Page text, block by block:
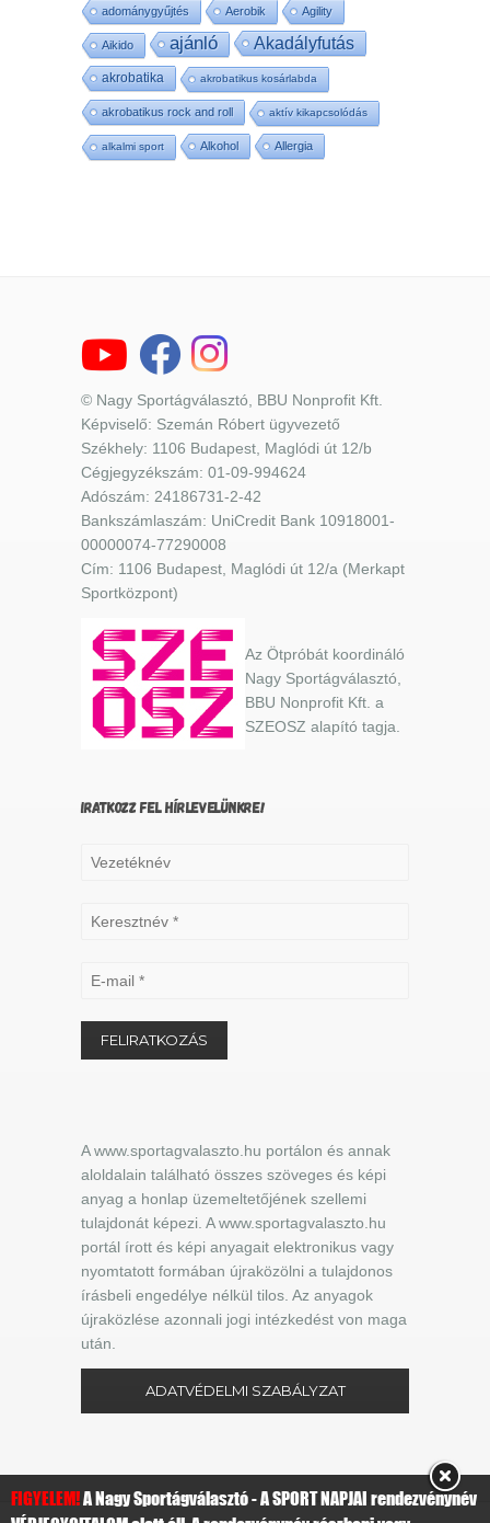
adománygyűjtés Aerobik Agility
Aikido ajánló Akadályfutás
akrobatika akrobatikus kosárlabda
akrobatikus rock and roll aktív kikapcsolódás
alkalmi sport Alkohol Allergia
© Nagy Sportágválasztó, BBU Nonprofit Kft.
Képviselő: Szemán Róbert ügyvezető
Székhely: 1106 Budapest, Maglódi út 12/b
Cégjegyzékszám: 01-09-994624
Adószám: 24186731-2-42
Bankszámlaszám: UniCredit Bank 10918001-
00000074-77290008
Cím: 1106 Budapest, Maglódi út 12/a (Merkapt
Sportközpont)
Az Ötpróbát koordináló
Nagy Sportágválasztó,
BBU Nonprofit Kft. a
SZEOSZ alapító tagja.
IRATKOZZ FEL HÍRLEVELÜNKRE!
A www.sportagvalaszto.hu portálon és annak
aloldalain található összes szöveges és képi
anyag a honlap üzemeltetőjének szellemi
tulajdonát képezi. A www.sportagvalaszto.hu
portál írott és képi anyagait elektronikus vagy
nyomtatott formában újraközölni a tulajdonos
írásbeli engedélye nélkül tilos. Az anyagok
újraközlése azonnali jogi intézkedést von maga
után.
ADATVÉDELMI SZABÁLYZAT
FIGYELEM!A Nagy Sportágválasztó - A SPORT NAPJAI rendezvénynév